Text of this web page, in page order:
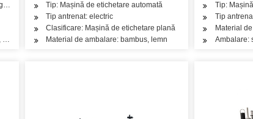
Ulei, Produse lactate
chimice
Tip: Mașină de etichetare automată
Tip antrenat: electric
Clasificare: Mașină de etichetare plană
Material de ambalare: bambus, lemn
Tip:
Tip
Material
Ambalare: